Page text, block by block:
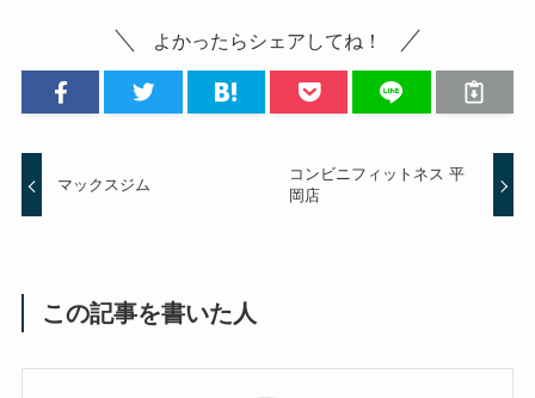
よかったらシェアしてね！
マックスジム
コンビニフィットネス 平
岡店
この記事を書いた人